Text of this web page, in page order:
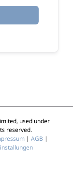
used under
reserved.
| AGB |